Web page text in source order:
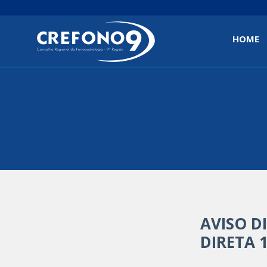
HOME
AVISO
DIRETA